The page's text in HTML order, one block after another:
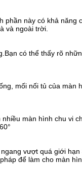
này có khả năng
và ngoài trời.
có thể thấy rõ
mối nối tủ của màn
màn hình chu vi
vượt quá giới hạn
để làm cho màn